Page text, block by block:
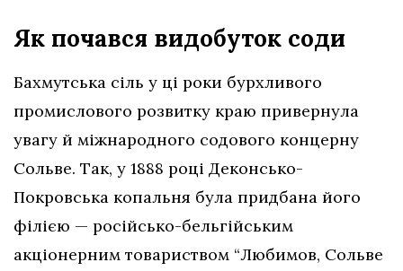
Як почався видобуток соди
Бахмутська сіль у ці роки бурхливого
промислового розвитку краю привернула
увагу й міжнародного содового концерну
Сольве. Так, у 1888 році Деконсько-
Покровська копальня була придбана його
філією — російсько-бельгійським
акціонерним товариством “Любимов, Сольве